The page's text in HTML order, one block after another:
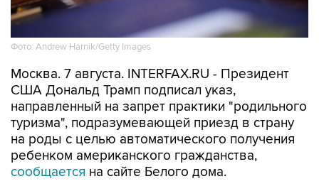
Фото: Andrew Harnik/Getty Images
Москва. 7 августа. INTERFAX.RU - Президент
США Дональд Трамп подписал указ,
направленный на запрет практики "родильного
туризма", подразумевающей приезд в страну
на роды с целью автоматического получения
ребенком американского гражданства,
сообщается на сайте Белого дома.